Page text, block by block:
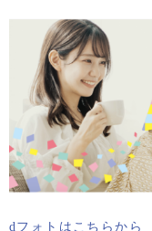
dフォトはこちらから